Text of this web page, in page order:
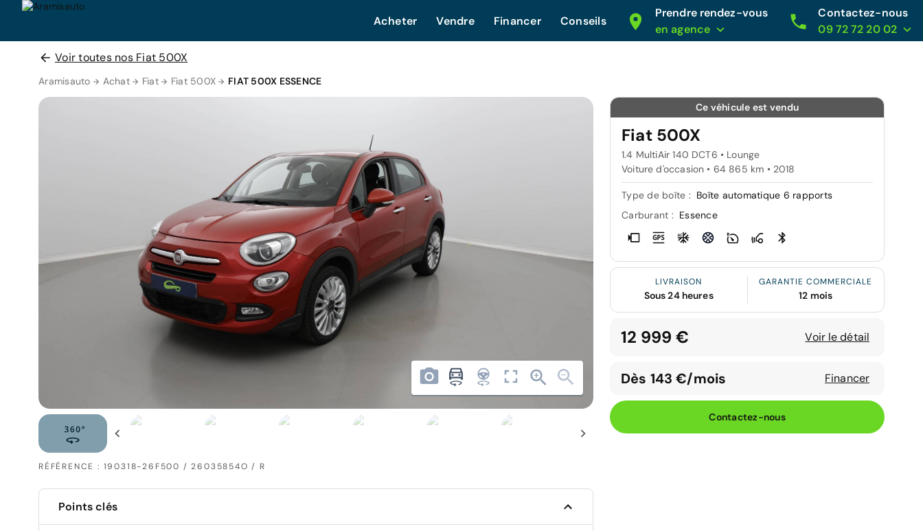
Acheter Vendre Financer Conseils
Prendre rendez-vous
en agence
Contactez-nous
09 72 72 20 02
Voir toutes nos Fiat 500X
Aramisauto Achat Fiat Fiat 500X FIAT 500X ESSENCE
RÉFÉRENCE : 190318-26F500 / 26035854O / R
Ce véhicule est vendu
Fiat 500X
1.4 MultiAir 140 DCT6 • Lounge
Voiture d'occasion • 64 865 km • 2018
Type de boîte : Boîte automatique 6 rapports
Carburant : Essence
LIVRAISON
Sous 24 heures
GARANTIE COMMERCIALE
12 mois
12 999 € Voir le détail
Dès 143 €/mois Financer
Contactez-nous
Points clés